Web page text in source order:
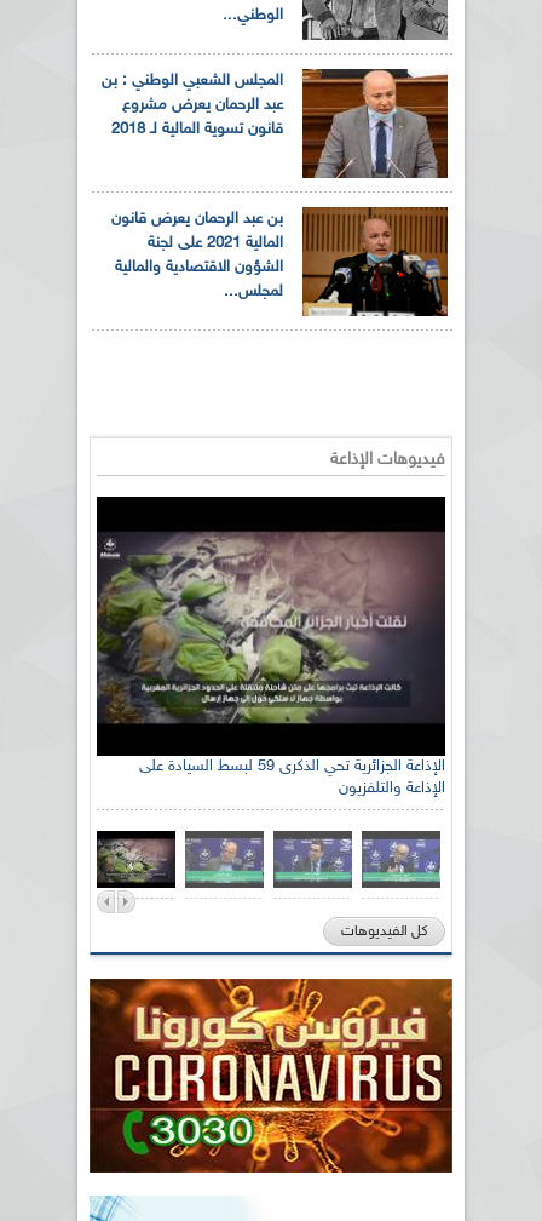
الوطني...
المجلس الشعبي الوطني : بن
عبد الرحمان يعرض مشروع
قانون تسوية المالية لـ 2018
بن عبد الرحمان يعرض قانون
المالية 2021 على لجنة
الشؤون الاقتصادية والمالية
لمجلس...
فيديوهات الإذاعة
الإذاعة الجزائرية تحي الذكرى 59 لبسط السيادة على
الإذاعة والتلفزيون
كل الفيديوهات